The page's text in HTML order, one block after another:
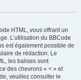
HTML, vous offrant un
L’utilisation du BBCode
est également possible de
de rédaction. Le
les balises sont
des chevrons « < » et
veuillez consulter le